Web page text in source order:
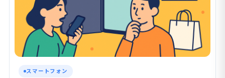
スマートフォン